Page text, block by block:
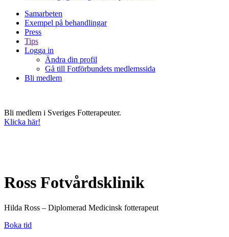
Samarbeten
Exempel på behandlingar
Press
Tips
Logga in
Ändra din profil
Gå till Fotförbundets medlemssida
Bli medlem
Bli medlem i Sveriges Fotterapeuter.
Klicka här!
Ross Fotvårdsklinik
Hilda Ross – Diplomerad Medicinsk fotterapeut
Boka tid